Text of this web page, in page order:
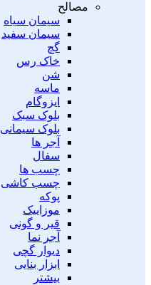
مصالح
سیمان سیاه
سیمان سفید
گچ
خاک رس
شن
ماسه
ایزوگام
بلوک سبک
بلوک سیمانی
آجر ها
سفال
چسب ها
چسب کاشی
پوکه
موزاییک
قیر و گونی
آجر نما
دیوار گچی
ابزار بنایی
بیشتر